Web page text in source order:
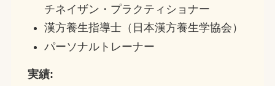
チネイザン・プラクティショナー
漢方養生指導士（日本漢方養生学協会）
パーソナルトレーナー
実績: